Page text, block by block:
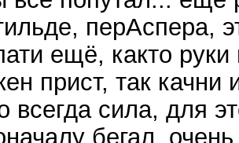
перАспера,
ещё, както руки
прист, так
всегда сила, для
бегал,